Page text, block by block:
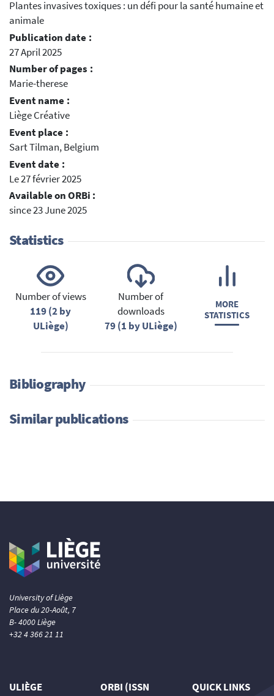
Plantes invasives toxiques : un défi pour la santé humaine et
animale
Publication date :
27 April 2025
Number of pages :
Marie-therese
Event name :
Liège Créative
Event place :
Sart Tilman, Belgium
Event date :
Le 27 février 2025
Available on ORBi :
since 23 June 2025
Statistics
Number of views
119 (2 by
ULiège)
Number of
downloads
79 (1 by ULiège)
MORE
STATISTICS
Bibliography
Similar publications
University of Liège
Place du 20-Août, 7
B- 4000 Liège
+32 4 366 21 11
ULIÈGE
ORBI (ISSN
QUICK LINKS